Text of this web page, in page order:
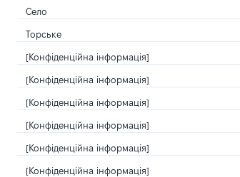
Село
Торське
[Конфіденційна інформація]
[Конфіденційна інформація]
[Конфіденційна інформація]
[Конфіденційна інформація]
[Конфіденційна інформація]
[Конфіденційна інформація]